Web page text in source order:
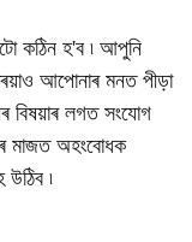
কঠিন হ'ব ৷ আপুনি
আপোনাৰ মনত পীড়া
বিষয়াৰ লগত সংযোগ
মাজত অহংবোধক
উঠিব ৷